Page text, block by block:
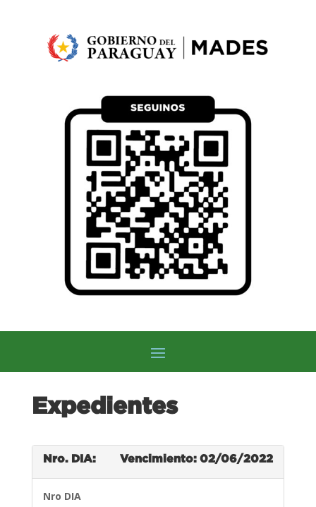
Expedientes
Nro. DIA: Vencimiento: 02/06/2022
Nro DIA